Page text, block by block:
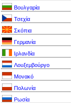
Βουλγαρία
Τσεχία
Σκόπια
Γερμανία
Ιρλανδία
Λουξεμβούργο
Μονακό
Πολωνία
Ρωσία